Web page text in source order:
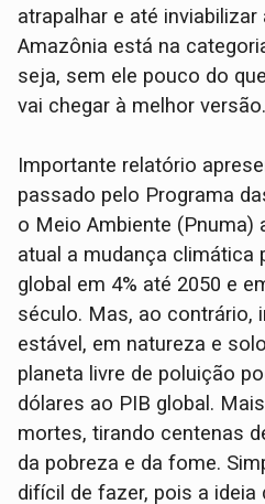
atrapalhar e até
Amazônia está na
seja, sem ele pouco do
vai chegar à melhor versão.
Importante relatório
passado pelo Programa
o Meio Ambiente (Pnuma)
atual a mudança climática
global em 4% até 2050 e
século. Mas, ao contrário,
estável, em natureza e
planeta livre de poluição
dólares ao PIB global.
mortes, tirando centenas
da pobreza e da fome.
difícil de fazer, pois a ideia